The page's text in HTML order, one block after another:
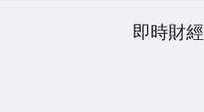
即時財經